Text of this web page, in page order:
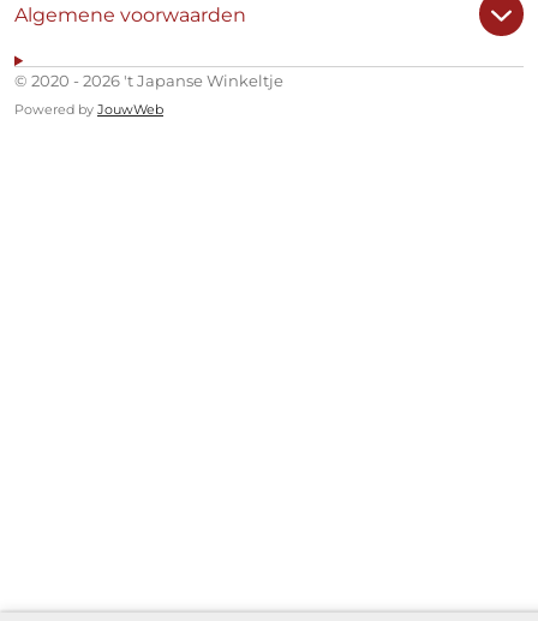
Algemene voorwaarden
© 2020 - 2026 't Japanse Winkeltje
Powered by JouwWeb